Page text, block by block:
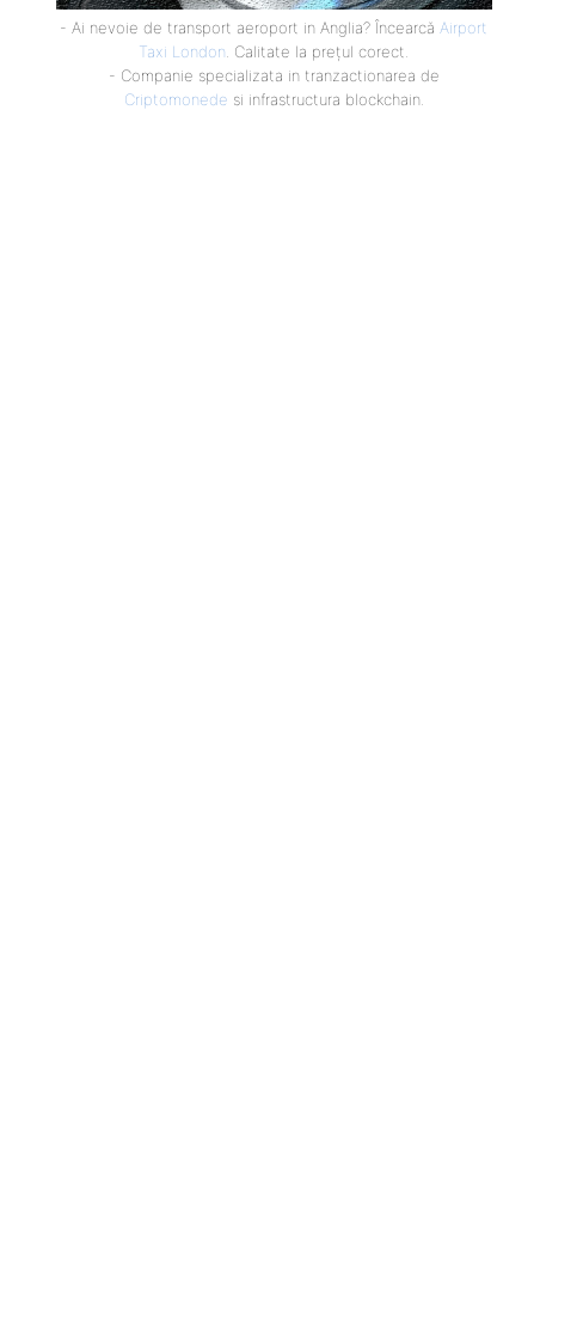
- Ai nevoie de transport aeroport in Anglia? ÎncearcăAirport
Taxi London. Calitate la prețul corect.
- Companie specializata in tranzactionarea de
Criptomonede si infrastructura blockchain.